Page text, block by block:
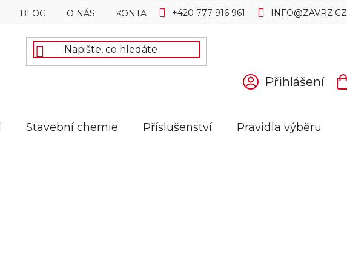
BLOG O NÁS KONTAKTY +420 777 916 961 INFO@ZAVRZ.CZ
Přihlášení
Stavební chemie Příslušenství Pravidla výběru